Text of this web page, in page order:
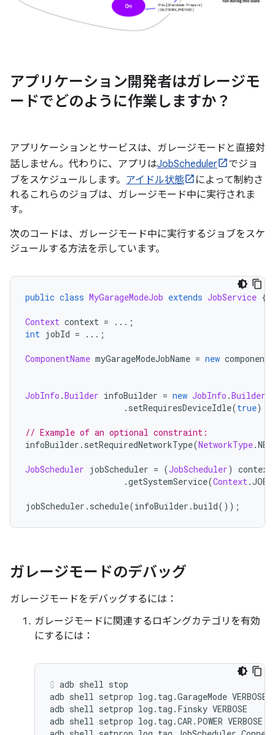
アプリケーション開発者はガレージモ
ードでどのように作業しますか？
アプリケーションとサービスは、ガレージモードと直接対
話しません。代わりに、アプリはJobScheduler
でジョ
ブをスケジュールします。 アイドル状態
によって制約さ
れるこれらのジョブは、ガレージモード中に実行されま
す。
次のコードは、ガレージモード中に実行するジョブをスケ
ジュールする方法を示しています。
public class MyGarageModeJob extends JobService {
Context context =
...;
int jobId = ...;
ComponentName myGarageModeJobName = new
JobInfo .Builder infoBuilder = new JobInfo .Builder
. setRequiresDeviceIdle(true);
// Example of an optional constraint:
infoBuilder . setRequiredNetworkType(NetworkType.
JobScheduler jobScheduler = (JobScheduler) context
.getSystemService(Context .
jobScheduler . schedule(infoBuilder .build());
ガレージモードのデバッグ
ガレージモードをデバッグするには：
ガレージモードに関連するロギングカテゴリを有効
にするには：
adb shell stop
adb shell setprop log.tag.GarageMode VERBOSE
adb shell setprop log.tag.Finsky VERBOSE
adb shell setprop log.tag.CAR.POWER VERBOSE